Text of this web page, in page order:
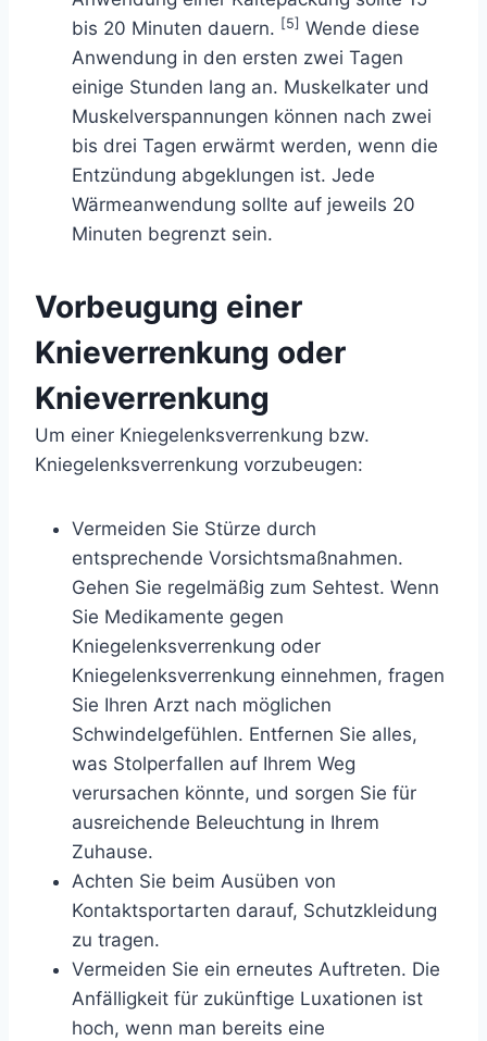
bis 20 Minuten dauern. [5] Wende diese
Anwendung in den ersten zwei Tagen
einige Stunden lang an. Muskelkater und
Muskelverspannungen können nach zwei
bis drei Tagen erwärmt werden, wenn die
Entzündung abgeklungen ist. Jede
Wärmeanwendung sollte auf jeweils 20
Minuten begrenzt sein.
Vorbeugung einer
Knieverrenkung oder
Knieverrenkung
Um einer Kniegelenksverrenkung bzw.
Kniegelenksverrenkung vorzubeugen:
Vermeiden Sie Stürze durch
entsprechende Vorsichtsmaßnahmen.
Gehen Sie regelmäßig zum Sehtest. Wenn
Sie Medikamente gegen
Kniegelenksverrenkung oder
Kniegelenksverrenkung einnehmen, fragen
Sie Ihren Arzt nach möglichen
Schwindelgefühlen. Entfernen Sie alles,
was Stolperfallen auf Ihrem Weg
verursachen könnte, und sorgen Sie für
ausreichende Beleuchtung in Ihrem
Zuhause.
Achten Sie beim Ausüben von
Kontaktsportarten darauf, Schutzkleidung
zu tragen.
Vermeiden Sie ein erneutes Auftreten. Die
Anfälligkeit für zukünftige Luxationen ist
hoch, wenn man bereits eine